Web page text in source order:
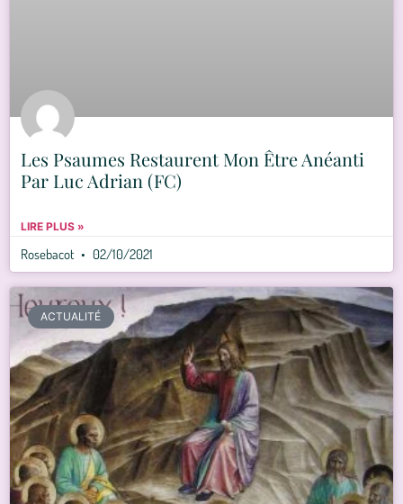
Les Psaumes Restaurent Mon Être Anéanti
Par Luc Adrian (FC)
LIRE PLUS »
Rosebacot 02/10/2021
ACTUALITÉ